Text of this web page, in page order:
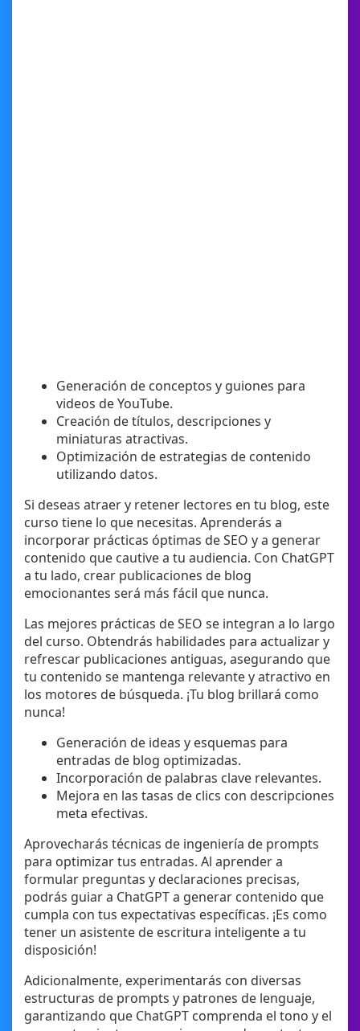
Generación de conceptos y guiones para
videos de YouTube.
Creación de títulos, descripciones y
miniaturas atractivas.
Optimización de estrategias de contenido
utilizando datos.
Si deseas atraer y retener lectores en tu blog, este
curso tiene lo que necesitas. Aprenderás a
incorporar prácticas óptimas de SEO y a generar
contenido que cautive a tu audiencia. Con ChatGPT
a tu lado, crear publicaciones de blog
emocionantes será más fácil que nunca.
Las mejores prácticas de SEO se integran a lo largo
del curso. Obtendrás habilidades para actualizar y
refrescar publicaciones antiguas, asegurando que
tu contenido se mantenga relevante y atractivo en
los motores de búsqueda. ¡Tu blog brillará como
nunca!
Generación de ideas y esquemas para
entradas de blog optimizadas.
Incorporación de palabras clave relevantes.
Mejora en las tasas de clics con descripciones
meta efectivas.
Aprovecharás técnicas de ingeniería de prompts
para optimizar tus entradas. Al aprender a
formular preguntas y declaraciones precisas,
podrás guiar a ChatGPT a generar contenido que
cumpla con tus expectativas específicas. ¡Es como
tener un asistente de escritura inteligente a tu
disposición!
Adicionalmente, experimentarás con diversas
estructuras de prompts y patrones de lenguaje,
garantizando que ChatGPT comprenda el tono y el